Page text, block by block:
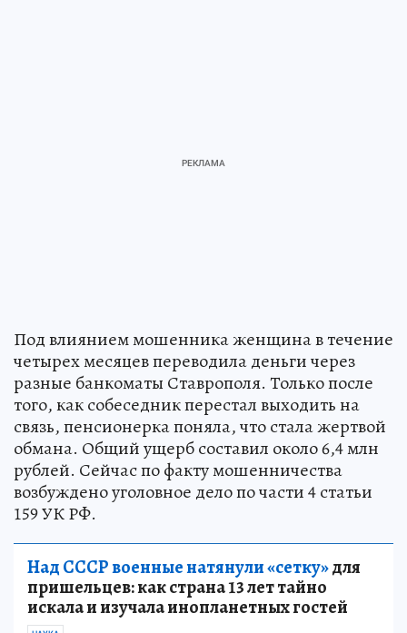
Под влиянием мошенника женщина в течение
четырех месяцев переводила деньги через
разные банкоматы Ставрополя. Только после
того, как собеседник перестал выходить на
связь, пенсионерка поняла, что стала жертвой
обмана. Общий ущерб составил около 6,4 млн
рублей. Сейчас по факту мошенничества
возбуждено уголовное дело по части 4 статьи
159 УК РФ.
Над СССР военные натянули «сетку»для
пришельцев: как страна 13 лет тайно
искала и изучала инопланетных гостей